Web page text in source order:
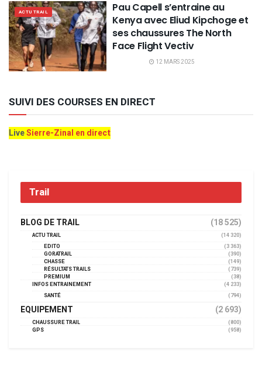
ACTU TRAIL
Pau Capell s’entraine au
Kenya avec Eliud Kipchoge et
ses chaussures The North
Face Flight Vectiv
12 MARS 2025
SUIVI DES COURSES EN DIRECT
LiveSierre-Zinal en direct
Trail
BLOG DE TRAIL (18 525)
ACTU TRAIL
(14 320)
EDITO
(3 363)
GORATRAIL
(390)
CHASSE
(149)
RÉSULTATS TRAILS
(739)
PREMIUM
(38)
INFOS ENTRAINEMENT
(4 233)
SANTÉ
(794)
EQUIPEMENT (2 693)
CHAUSSURE TRAIL
(800)
GPS
(958)